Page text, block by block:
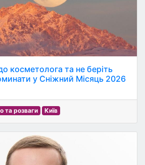
косметолога та не беріть
у Сніжний Місяць 2026
та розваги Київ